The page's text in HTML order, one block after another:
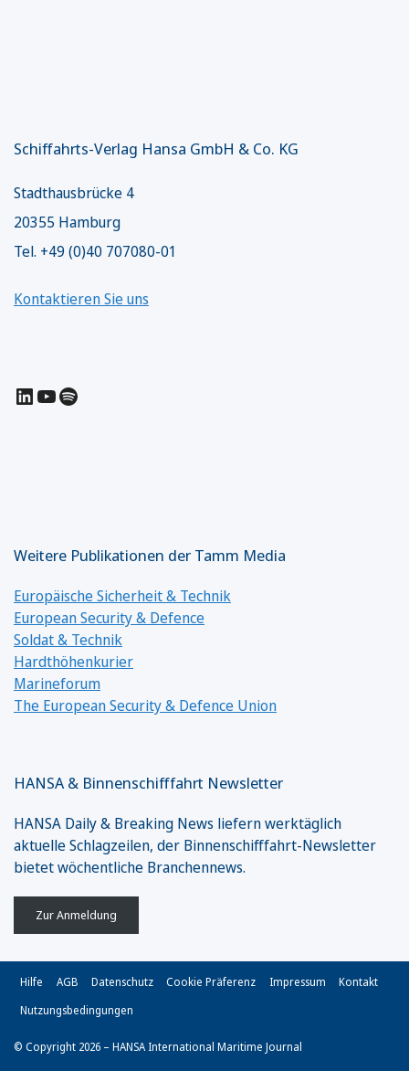
Schiffahrts-Verlag Hansa GmbH & Co. KG
Stadthausbrücke 4
20355 Hamburg
Tel. +49 (0)40 707080-01
Kontaktieren Sie uns
LinkedIn
YouTube
Spotify
Weitere Publikationen der Tamm Media
Europäische Sicherheit & Technik
European Security & Defence
Soldat & Technik
Hardthöhenkurier
Marineforum
The European Security & Defence Union
HANSA & Binnenschifffahrt Newsletter
HANSA Daily & Breaking News liefern werktäglich
aktuelle Schlagzeilen, der Binnenschifffahrt-Newsletter
bietet wöchentliche Branchennews.
Zur Anmeldung
© Copyright 2026 – HANSA International Maritime Journal
Hilfe AGB Datenschutz Cookie Präferenz Impressum
Kontakt
Nutzungsbedingungen